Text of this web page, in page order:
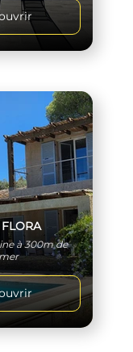
à 300m de